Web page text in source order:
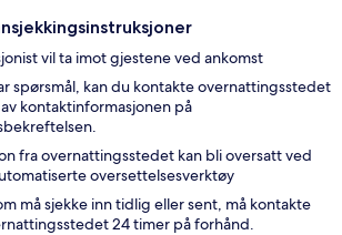
vil ta imot gjestene ved ankomst
spørsmål, kan du kontakte overnattingsstedet
kontaktinformasjonen på
fra overnattingsstedet kan bli oversatt ved
oversettelsesverktøy
må sjekke inn tidlig eller sent, må kontakte
24 timer på forhånd.